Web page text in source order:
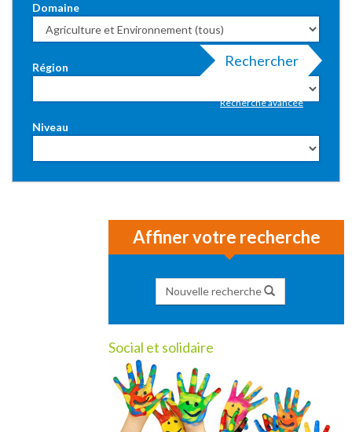
Domaine
Région
Niveau
Rechercher
Recherche avancée
Affiner votre recherche
Nouvelle recherche
Social et solidaire